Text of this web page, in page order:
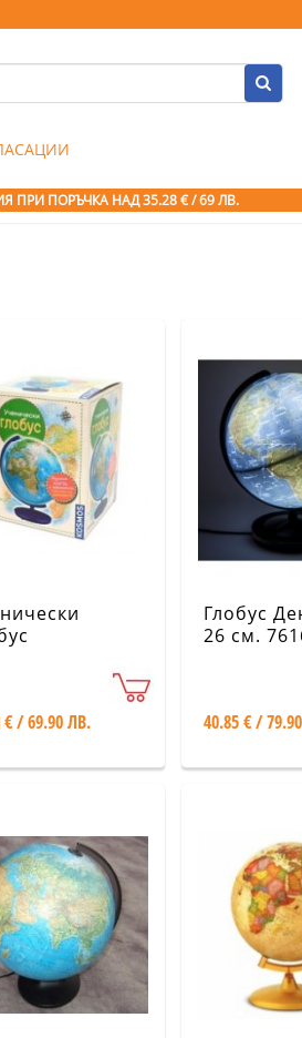
ПРИ ПОРЪЧКА НАД 35.28 € / 69 ЛВ.
€ / 69.90 ЛВ.
Глобус
26 см.
40.85 € /